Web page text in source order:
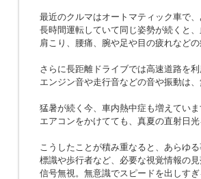
最近のクルマはオートマティック車で、
長時間運転していて同じ姿勢が続くと、
肩こり、腰痛、腕や足や目の疲れなどの
さらに長距離ドライブでは高速道路を
エンジン音や走行音などの音や振動は
猛暑が続く今、車内熱中症も増えていま
エアコンをかけてても、真夏の直射日光
こうしたことが積み重なると、あらゆ
標識や歩行者など、必要な視覚情報の
信号無視。無意識でスピードを出しすぎ